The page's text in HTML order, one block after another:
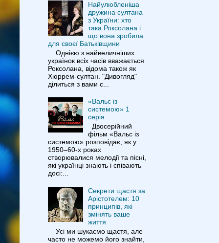
Найулюбленіша
дружина султана
з України: хто
така Роксолана і
що вона зробила
для своєї Батьківщини
Однією з найвеличніших
українок всіх часів вважається
Роксолана, відома також як
Хюррем-султан. "Дивогляд"
ділиться з вами с...
«Вальс із
системою» 1
серія
Двосерійний
фільм «Вальс із
системою» розповідає, як у
1950–60-х роках
створювалися мелодії та пісні,
які українці знають і співають
досі:...
Секрети щастя за
Арістотелем: 10
принципів, які
змінять ваше
життя
Усі ми шукаємо щастя, але
часто не можемо його знайти,